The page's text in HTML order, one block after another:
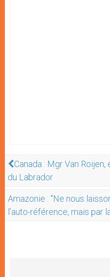
Canada : Mgr Van
du Labrador
Amazonie : "Ne nous
l’auto-référence, mais par